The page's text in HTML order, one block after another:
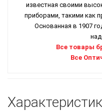
известная своими
приборами, такими как
Основанная в 1907
Все товары
Все